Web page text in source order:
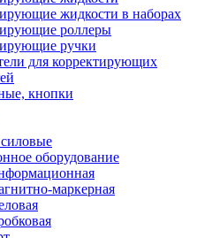
жидкости в наборах
роллеры
ручки
для корректирующих
кнопки
оборудование
маркерная